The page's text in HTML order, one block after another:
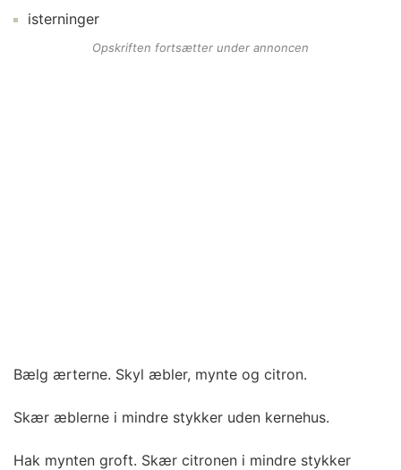
isterninger
Opskriften fortsætter under annoncen
Bælg ærterne. Skyl æbler, mynte og citron.
Skær æblerne i mindre stykker uden kernehus.
Hak mynten groft. Skær citronen i mindre stykker